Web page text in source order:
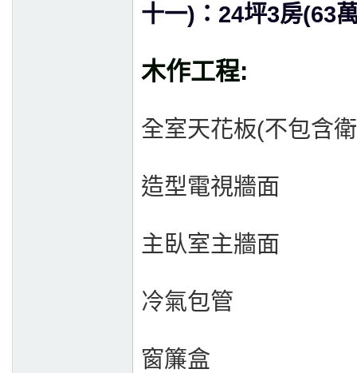
十一)：24坪3房(63
木作工程:
全室天花板(不包含
造型電視牆面
主臥室主牆面
冷氣包管
窗簾盒